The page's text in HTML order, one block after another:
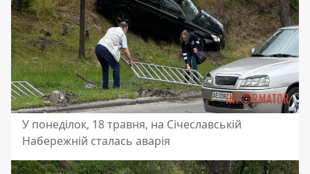
У понеділок, 18 травня, на Січеславській
Набережній сталась аварія